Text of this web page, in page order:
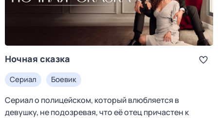
Ночная сказка
Сериал Боевик
Сериал о полицейском, который влюбляется в
девушку, не подозревая, что её отец причастен к